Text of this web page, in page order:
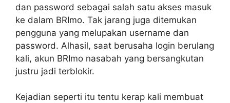
dan password sebagai salah satu akses masuk
ke dalam BRImo. Tak jarang juga ditemukan
pengguna yang melupakan username dan
password. Alhasil, saat berusaha login berulang
kali, akun BRImo nasabah yang bersangkutan
justru jadi terblokir.
Kejadian seperti itu tentu kerap kali membuat